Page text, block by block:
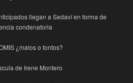
llegan a Sedaví en forma de
condenatoria
¿malos o tontos?
de Irene Montero